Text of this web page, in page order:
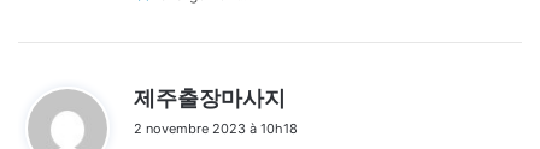
제주출장마사지
t
2 novembre 2023 à 10h18